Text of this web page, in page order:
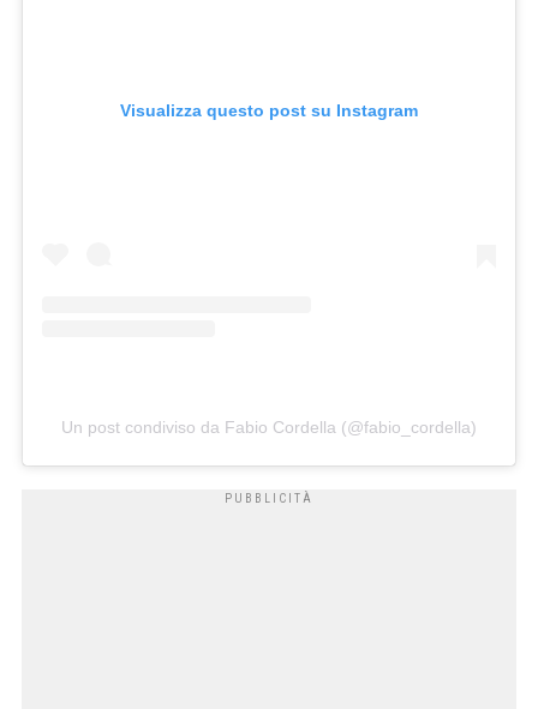
Visualizza questo post su Instagram
Un post condiviso da Fabio Cordella (@fabio_cordella)